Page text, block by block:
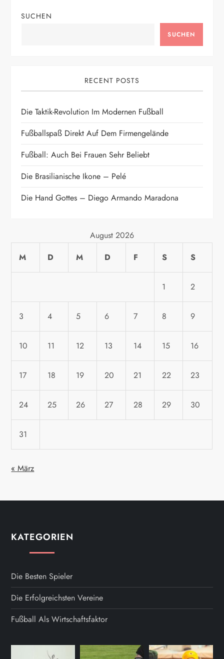
s
n
a
v
i
a
t
n
SUCHEN
SUCHEN
RECENT POSTS
Die Taktik-Revolution Im Modernen Fußball
Fußballspaß Direkt Auf Dem Firmengelände
Fußball: Auch Bei Frauen Sehr Beliebt
Die Brasilianische Ikone – Pelé
Die Hand Gottes – Diego Armando Maradona
August 2026
M
D M D F S S
1 2
3 4 5 6 7 8 9
10 11 12 13 14 15 16
17 18 19 20 21 22 23
24 25 26 27 28 29 30
31
« März
KATEGORIEN
Die Besten Spieler
Die Erfolgreichsten Vereine
Fußball Als Wirtschaftsfaktor